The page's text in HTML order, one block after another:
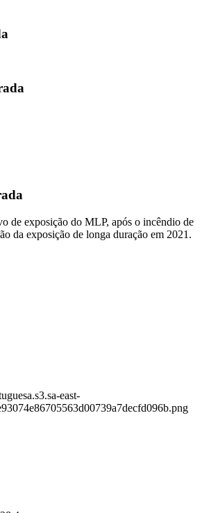
de exposição do MLP, após o incêndio de
da exposição de longa duração em 2021.
east-